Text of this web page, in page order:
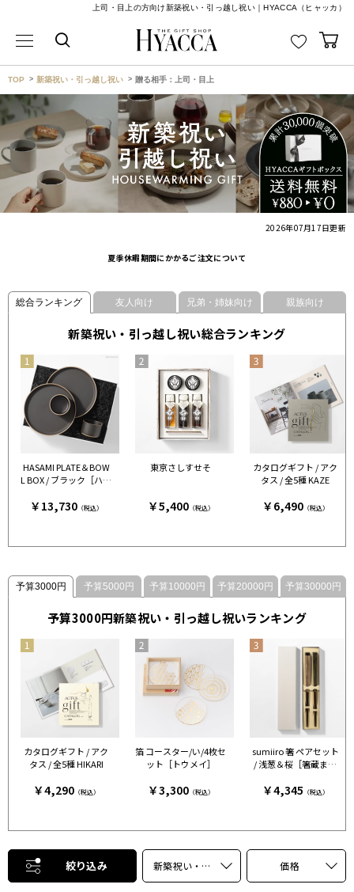
上司・目上の方向け新築祝い・引っ越し祝い｜HYACCA（ヒャッカ）
TOP 新築祝い・引っ越し祝い 贈る相手：上司・目上
2026年07月17日更新
夏季休暇期間にかかるご注文について
総合ランキング 友人向け 兄弟・姉妹向け 親族向け
新築祝い・引っ越し祝い総合ランキング
HASAMI PLATE＆BOW
L BOX / ブラック［ハサ
￥13,730（税込）
東京さしすせそ
￥5,400（税込）
カタログギフト / アク
タス / 全5種 KAZE
￥6,490（税込）
予算3000円 予算5000円 予算10000円 予算20000円 予算30000円
予算3000円新築祝い・引っ越し祝いランキング
カタログギフト / アク
タス / 全5種 HIKARI
￥4,290（税込）
箔 コースター/い/4枚セ
ット［トウメイ］
￥3,300（税込）
sumiiro 箸 ペアセット
/ 浅葱＆桜［箸蔵まつ
￥4,345 （税込）
絞り込み 新築祝い・引っ越し祝い 価格